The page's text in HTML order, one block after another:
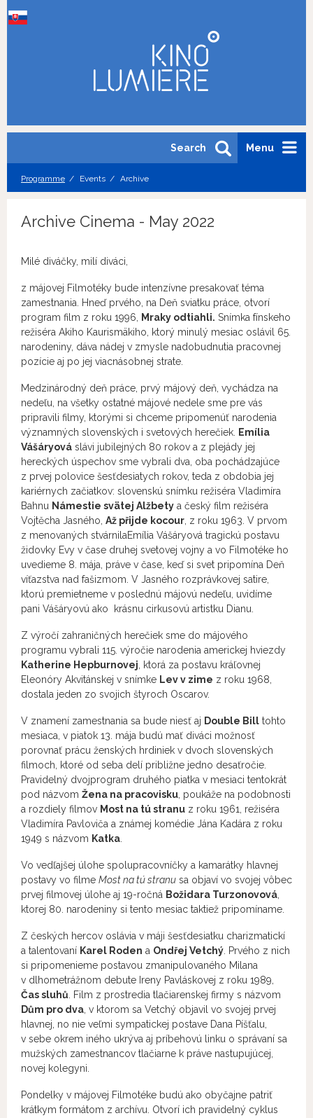
Menu
Search
Programme Events Archive
Archive Cinema - May 2022
Milé diváčky, milí diváci,
z májovej Filmotéky bude intenzívne presakovať téma
zamestnania. Hneď prvého, na Deň sviatku práce, otvorí
program film z roku 1996,
Mraky odtiahli. Snímka fínskeho
režiséra Akiho Kaurismäkiho, ktorý minulý mesiac oslávil 65.
narodeniny, dáva nádej v zmysle nadobudnutia pracovnej
pozície aj po jej viacnásobnej strate.
Medzinárodný deň práce, prvý májový deň, vychádza na
nedeľu, na všetky ostatné májové nedele sme pre vás
pripravili filmy, ktorými si chceme pripomenúť narodenia
významných slovenských i svetových herečiek.
Emília
Vášáryová slávi jubilejných 80 rokov a z plejády jej
hereckých úspechov sme vybrali dva, oba pochádzajúce
z prvej polovice šesťdesiatych rokov, teda z obdobia jej
kariérnych začiatkov: slovenskú snímku režiséra Vladimíra
Bahnu Námestie svätej Alžbety a český film režiséra
Vojtěcha Jasného, Až přijde kocour , z roku 1963. V prvom
z menovaných stvárnilaEmília Vášáryová tragickú postavu
židovky Evy v čase druhej svetovej vojny a vo Filmotéke ho
uvedieme 8. mája, práve v čase, keď si svet pripomína Deň
víťazstva nad fašizmom. V Jasného rozprávkovej satire,
ktorú premietneme v poslednú májovú nedeľu, uvidíme
pani Vášáryovú ako krásnu cirkusovú artistku Dianu.
Z výročí zahraničných herečiek sme do májového
programu vybrali 115. výročie narodenia americkej hviezdy
Katherine Hepburnovej , ktorá za postavu kráľovnej
Eleonóry Akvitánskej v snímke Lev v zime z roku 1968,
dostala jeden zo svojich štyroch Oscarov.
V znamení zamestnania sa bude niesť aj Double Bill tohto
mesiaca, v piatok 13. mája budú mať diváci možnosť
porovnať prácu ženských hrdiniek v dvoch slovenských
filmoch, ktoré od seba delí približne jedno desaťročie.
Pravidelný dvojprogram druhého piatka v mesiaci tentokrát
pod názvom Žena na pracovisku , poukáže na podobnosti
a rozdiely filmov Most na tú stranu z roku 1961, režiséra
Vladimíra Pavloviča a známej komédie Jána Kadára z roku
1949 s názvom Katka
Vo vedľajšej úlohe spolupracovníčky a kamarátky hlavnej
postavy vo filme Most na tú stranu sa objaví vo svojej vôbec
prvej filmovej úlohe aj 19-ročná Božidara Turzonovová
ktorej 80. narodeniny si tento mesiac taktiež pripomíname.
Z českých hercov oslávia v máji šesťdesiatku charizmatickí
a talentovaní Karel Roden a Ondřej Vetchý . Prvého z nich
si pripomenieme postavou zmanipulovaného Milana
v dlhometrážnom debute Ireny Pavláskovej z roku 1989,
Čas sluhů . Film z prostredia tlačiarenskej firmy s názvom
Dům pro dva , v ktorom sa Vetchý objavil vo svojej prvej
hlavnej, no nie veľmi sympatickej postave Dana Píšťalu,
v sebe okrem iného ukrýva aj príbehovú linku o správaní sa
mužských zamestnancov tlačiarne k práve nastupujúcej,
novej kolegyni.
Pondelky v májovej Filmotéke budú ako obyčajne patriť
krátkym formátom z archívu. Otvorí ich pravidelný cyklus